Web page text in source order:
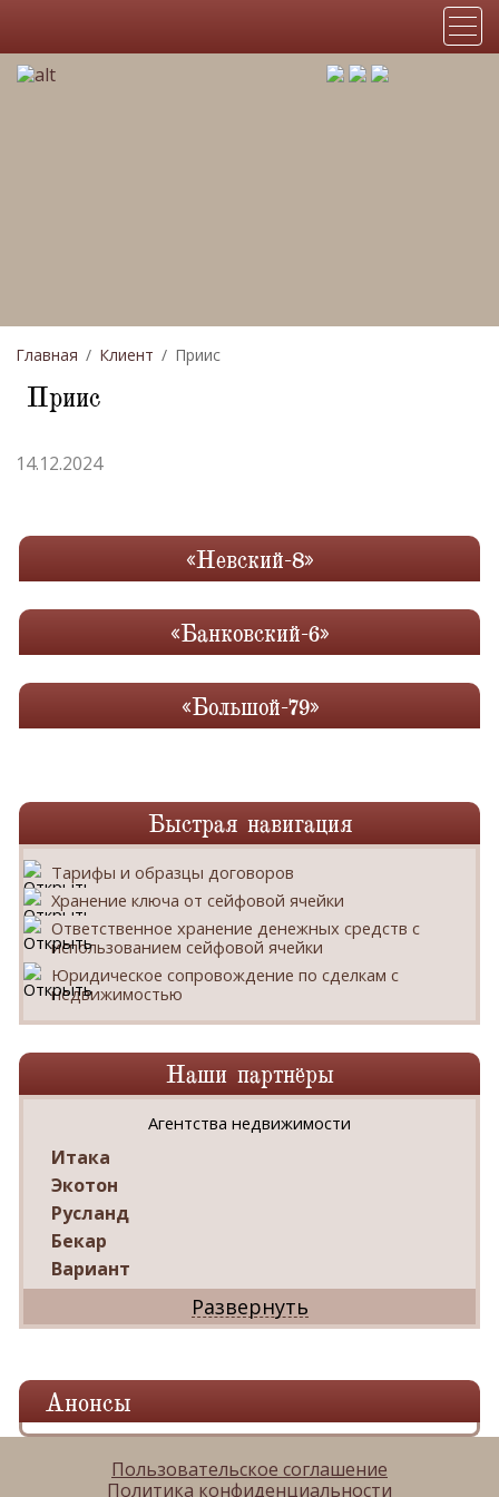
«Невский-8»
«Банковский-6»
«Большой-79»
Главная Клиент Приис
Приис
14.12.2024
Быстрая навигация
Тарифы и образцы договоров
Хранение ключа от сейфовой ячейки
Ответственное хранение денежных средств с
использованием сейфовой ячейки
Юридическое сопровождение по сделкам с
недвижимостью
Наши партнёры
Агентства недвижимости
Итака
Экотон
Русланд
Бекар
Вариант
Дриада
Реал
Ваш Дом
Александр
Мир квартир
Панорама
Анонсы
Пользовательское соглашение
Политика конфиденциальности